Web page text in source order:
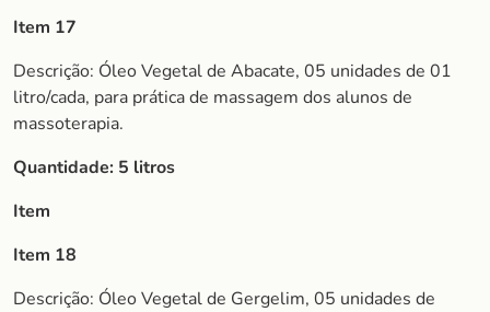
Item 17
Descrição: Óleo Vegetal de Abacate, 05 unidades de 01
litro/cada, para prática de massagem dos alunos de
massoterapia.
Quantidade: 5 litros
Item
Item 18
Descrição: Óleo Vegetal de Gergelim, 05 unidades de